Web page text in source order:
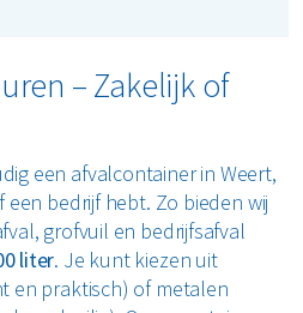
– Zakelijk of
een afvalcontainer in Weert,
bedrijf hebt. Zo bieden wij
grofvuil en bedrijfsafval
liter. Je kunt kiezen uit
en praktisch) of metalen